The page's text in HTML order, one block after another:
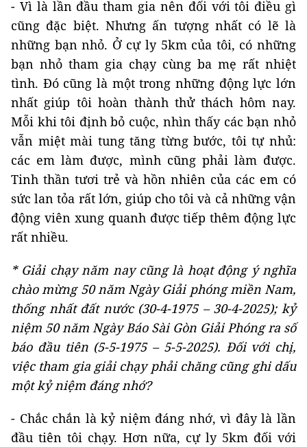
- Vì là lần đầu tham gia nên đối với tôi điều gì
cũng đặc biệt. Nhưng ấn tượng nhất có lẽ là
những bạn nhỏ. Ở cự ly 5km của tôi, có những
bạn nhỏ tham gia chạy cùng ba mẹ rất nhiệt
tình. Đó cũng là một trong những động lực lớn
nhất giúp tôi hoàn thành thử thách hôm nay.
Mỗi khi tôi định bỏ cuộc, nhìn thấy các bạn nhỏ
vẫn miệt mài tung tăng từng bước, tôi tự nhủ:
các em làm được, mình cũng phải làm được.
Tinh thần tươi trẻ và hồn nhiên của các em có
sức lan tỏa rất lớn, giúp cho tôi và cả những vận
động viên xung quanh được tiếp thêm động lực
rất nhiều.
* Giải chạy năm nay cũng là hoạt động ý nghĩa
chào mừng 50 năm Ngày Giải phóng miền Nam,
thống nhất đất nước (30-4-1975 – 30-4-2025); kỷ
niệm 50 năm Ngày Báo Sài Gòn Giải Phóng ra số
báo đầu tiên (5-5-1975 – 5-5-2025). Đối với chị,
việc tham gia giải chạy phải chăng cũng ghi dấu
một kỷ niệm đáng nhớ?
- Chắc chắn là kỷ niệm đáng nhớ, vì đây là lần
đầu tiên tôi chạy. Hơn nữa, cự ly 5km đối với